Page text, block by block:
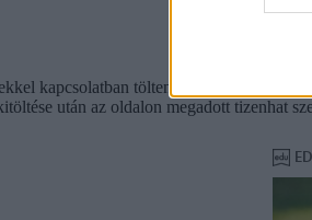
kapcsolatban töltenétek ki kvízt,
után az oldalon megadott tizenhat